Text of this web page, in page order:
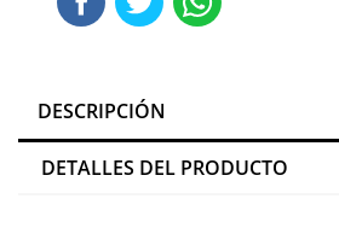
DESCRIPCIÓN
DETALLES DEL PRODUCTO